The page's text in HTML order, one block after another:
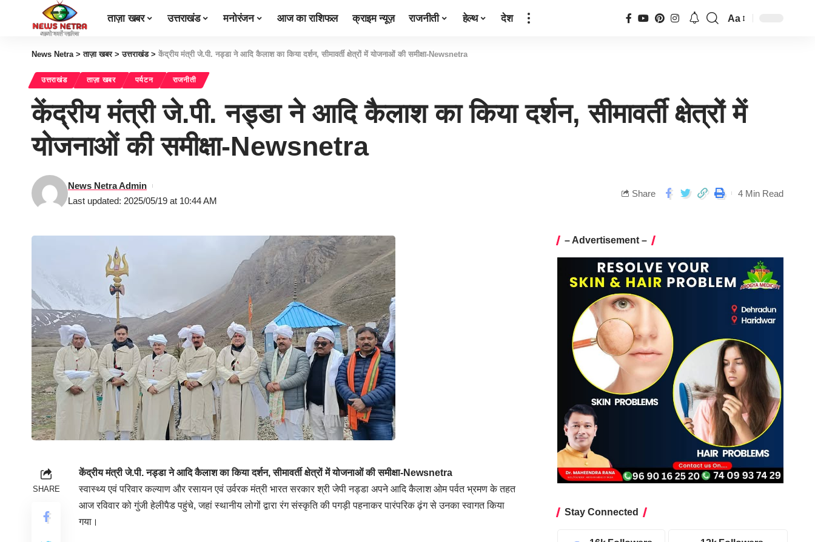
ताज़ा खबर उत्तराखंड मनोरंजन आज का राशिफल क्राइम न्यूज़ राजनीती हेल्थ देश Aa
News Netra>ताज़ा खबर>उत्तराखंड> केंद्रीय मंत्री जे.पी. नड्डा ने आदि कैलाश का किया दर्शन, सीमावर्ती क्षेत्रों में योजनाओं की समीक्षा-Newsnetra
उत्तराखंड ताज़ा खबर पर्यटन राजनीती
केंद्रीय मंत्री जे.पी. नड्डा ने आदि कैलाश का किया दर्शन, सीमावर्ती क्षेत्रों में
योजनाओं की समीक्षा-Newsnetra
Last updated: 2025/05/19 at 10:44 AM
News Netra Admin
Share 4 Min Read
SHARE
केंद्रीय मंत्री जे.पी. नड्डा ने आदि कैलाश का किया दर्शन, सीमावर्ती क्षेत्रों में योजनाओं की समीक्षा-Newsnetra
स्वास्थ्य एवं परिवार कल्याण और रसायन एवं उर्वरक मंत्री भारत सरकार श्री जेपी नड्डा अपने आदि कैलाश ओम पर्वत भ्रमण के तहत
आज रविवार को गुंजी हेलीपैड पहुंचे, जहां स्थानीय लोगों द्वारा रंग संस्कृति की पगड़ी पहनाकर पारंपरिक ढ़ंग से उनका स्वागत किया
गया।
– Advertisement –
Stay Connected